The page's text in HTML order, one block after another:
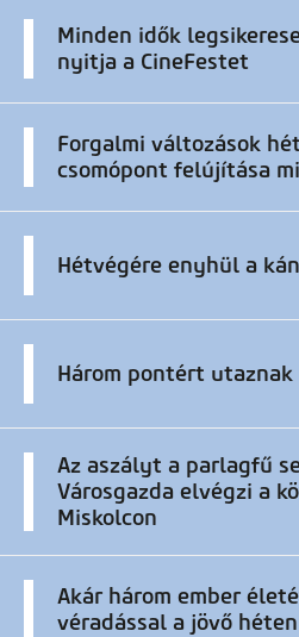
Minden idők
nyitja a CineFestet
Forgalmi változások
csomópont felújítása
Hétvégére enyhül a
Három pontért
Az aszályt a parlagfű
Városgazda elvégzi a
Miskolcon
Akár három ember
véradással a jövő héten